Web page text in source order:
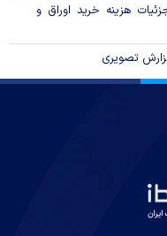
هزینه خرید اوراق و
تصویری